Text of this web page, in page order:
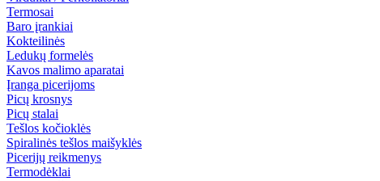
Termosai
Baro įrankiai
Kokteilinės
Ledukų formelės
Kavos malimo aparatai
Įranga picerijoms
Picų krosnys
Picų stalai
Tešlos kočioklės
Spiralinės tešlos maišyklės
Picerijų reikmenys
Termodėklai